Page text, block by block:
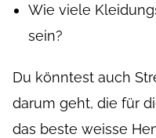
Wie viele
sein?
Du könntest auch
darum geht, die für
das beste weisse